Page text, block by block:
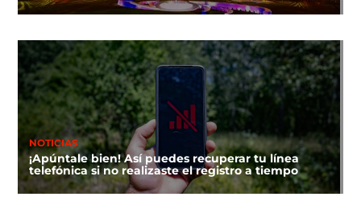
NOTICIAS
¡Apúntale bien! Así puedes recuperar tu línea
telefónica si no realizaste el registro a tiempo